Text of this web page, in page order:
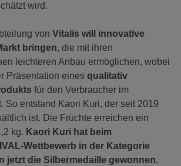
wird.
von Vitalis will innovative
bringen, die mit ihren
leichteren Anbau ermöglichen, wobei
Präsentation eines qualitativ
für den Verbraucher im
So entstand Kaori Kuri, der seit 2019
ist. Die Früchte erreichen ein
kg. Kaori Kuri hat beim
Wettbewerb in der Kategorie
jetzt die Silbermedaille gewonnen.